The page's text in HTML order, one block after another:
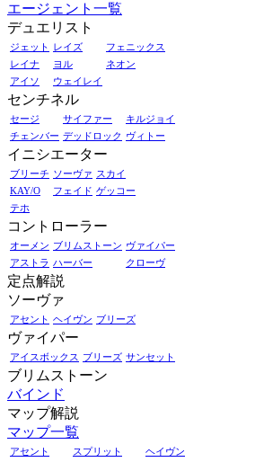
エージェント一覧
デュエリスト
ジェット レイズ
フェニックス
レイナ
ヨル
ネオン
アイソ
ウェイレイ
センチネル
セージ サイファー
キルジョイ
チェンバー デッドロック ヴィトー
イニシエーター
ブリーチ ソーヴァ スカイ
KAY/O
フェイド ゲッコー
テホ
コントローラー
オーメン ブリムストーン ヴァイパー
アストラ ハーバー クローヴ
定点解説
ソーヴァ
アセント ヘイヴン ブリーズ
ヴァイパー
アイスボックス ブリーズ サンセット
ブリムストーン
バインド
マップ解説
マップ一覧
アセント スプリット
ヘイヴン